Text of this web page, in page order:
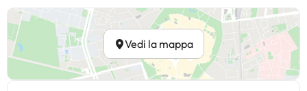
Vedi la mappa